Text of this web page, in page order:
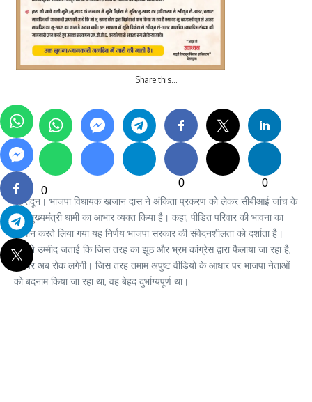
0
Share this…
0
0
देहरादून। भाजपा विधायक खजान दास ने अंकिता प्रकरण को लेकर सीबीआई जांच के
लिए मुख्यमंत्री धामी का आभार व्यक्त किया है। कहा, पीड़ित परिवार की भावना का
सम्मान करते लिया गया यह निर्णय भाजपा सरकार की संवेदनशीलता को दर्शाता है।
उन्होंने उम्मीद जताई कि जिस तरह का झूठ और भ्रम कांग्रेस द्वारा फैलाया जा रहा है,
उसपर अब रोक लगेगी। जिस तरह तमाम अपुष्ट वीडियो के आधार पर भाजपा नेताओं
को बदनाम किया जा रहा था, वह बेहद दुर्भाग्यपूर्ण था।